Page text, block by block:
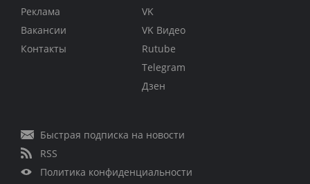
Реклама
Вакансии
Контакты
VK
VK Видео
Rutube
Telegram
Дзен
Быстрая подписка на новости
RSS
Политика конфиденциальности